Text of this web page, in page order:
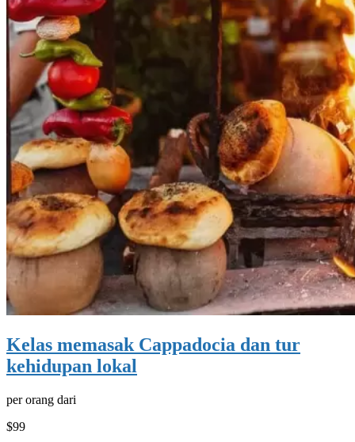
Kelas memasak Cappadocia dan tur
kehidupan lokal
per orang dari
$99